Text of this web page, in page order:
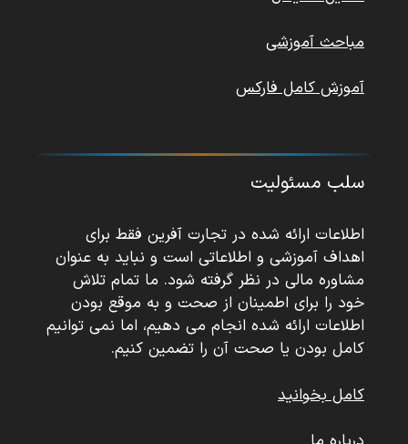
مباحث آموزشی
آموزش کامل فارکس
سلب مسئولیت
اطلاعات ارائه شده در تجارت آفرین فقط برای
اهداف آموزشی و اطلاعاتی است و نباید به عنوان
مشاوره مالی در نظر گرفته شود. ما تمام تلاش
خود را برای اطمینان از صحت و به موقع بودن
اطلاعات ارائه شده انجام می دهیم، اما نمی توانیم
کامل بودن یا صحت آن را تضمین کنیم.
کامل بخوانید